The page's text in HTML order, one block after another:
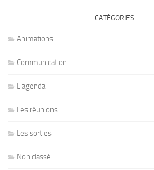
CATÉGORIES
Animations
Communication
L'agenda
Les réunions
Les sorties
Non classé